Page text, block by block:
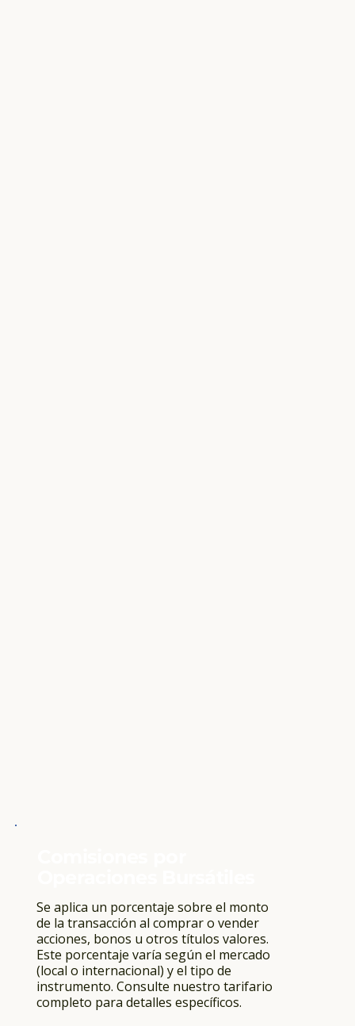
Se aplica un porcentaje sobre el monto
de la transacción al comprar o vender
acciones, bonos u otros títulos valores.
Este porcentaje varía según el mercado
(local o internacional) y el tipo de
instrumento. Consulte nuestro tarifario
completo para detalles específicos.